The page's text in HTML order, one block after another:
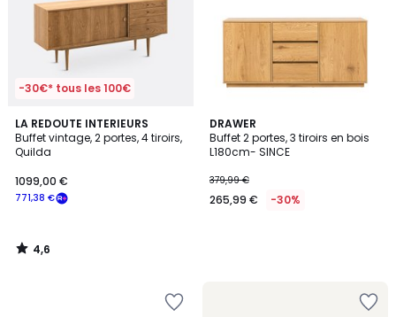
-30€* tous les 100€
LA REDOUTE INTERIEURS
Buffet vintage, 2 portes, 4 tiroirs,
Quilda
771,38 €
1099,00 €
4,6
/ 5
4,6
/
DRAWER
Buffet 2 portes, 3 tiroirs en bois
L180cm- SINCE
379,99 €
265,99 € -30%